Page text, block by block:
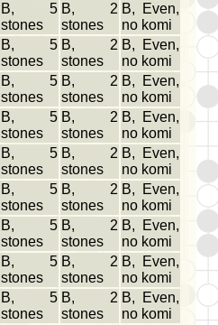
B, 5
stones
B, 2
stones
B, Even,
no komi
B, 5
stones
B, 2
stones
B, Even,
no komi
B, 5
stones
B, 2
stones
B, Even,
no komi
B, 5
stones
B, 2
stones
B, Even,
no komi
B, 5
stones
B, 2
stones
B, Even,
no komi
B, 5
stones
B, 2
stones
B, Even,
no komi
B, 5
stones
B, 2
stones
B, Even,
no komi
B, 5
stones
B, 2
stones
B, Even,
no komi
B, 5
stones
B, 2
stones
B, Even,
no komi